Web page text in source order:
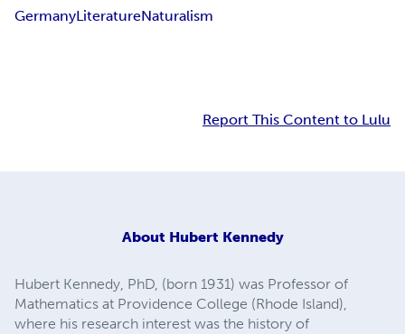
GermanyLiteratureNaturalism
Report This Content to Lulu
About Hubert Kennedy
Hubert Kennedy, PhD, (born 1931) was Professor of
Mathematics at Providence College (Rhode Island),
where his research interest was the history of